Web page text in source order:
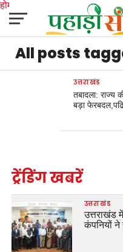
होम
उत्तराखंडअल्मोड़ाउत्तरकाशीउधम
देहरादून नैनीतालपिथौरागढ़पौड़ी
मनोरंजन
All posts
उत्तराखंड
तबादला: राज्य
बड़ा
ट्रेंडिंग खबरें
उत्तराखंड
उत्तराखंड
कंपनियों